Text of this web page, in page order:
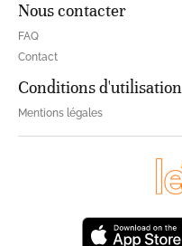
Nous contacter
FAQ
Contact
Conditions d'utilisation
Mentions légales